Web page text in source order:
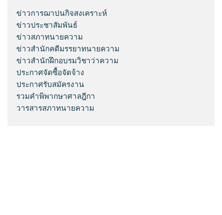
ข่าวการฌาปนกิจสงเคราะห์
ข่าวประชาสัมพันธ์
ข่าวสภาทนายความ
ข่าวสำนักคดีมรรยาทนายความ
ข่าวสำนักฝึกอบรมวิชาว่าความ
ประกาศจัดซื้อจัดจ้าง
ประกาศรับสมัครงาน
รวมคำพิพากษาศาลฎีกา
วารสารสภาทนายความ